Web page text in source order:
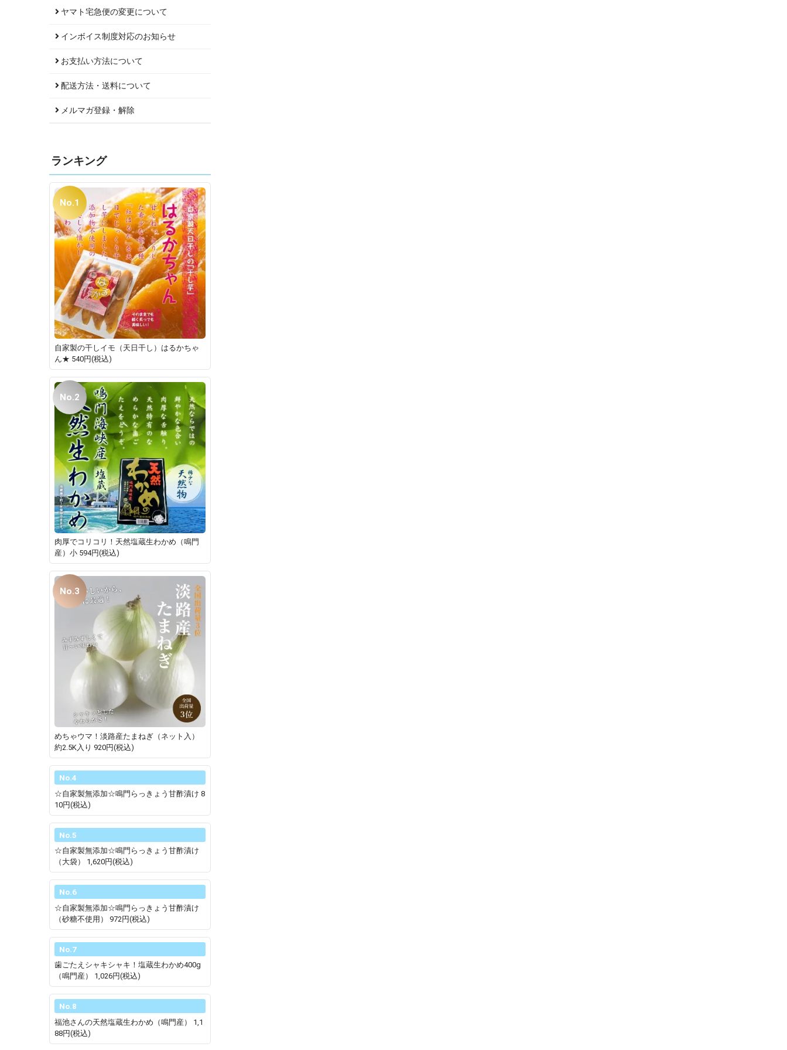
ヤマト宅急便の変更について
インボイス制度対応のお知らせ
お支払い方法について
配送方法・送料について
メルマガ登録・解除
ランキング
No.1
自家製の干しイモ（天日干し）はるかちゃ
ん★ 540円(税込)
No.2
肉厚でコリコリ！天然塩蔵生わかめ（鳴門
産）小 594円(税込)
No.3
めちゃウマ！淡路産たまねぎ（ネット入）
約2.5K入り 920円(税込)
No.4
☆自家製無添加☆鳴門らっきょう甘酢漬け 8
10円(税込)
No.5
☆自家製無添加☆鳴門らっきょう甘酢漬け
（大袋） 1,620円(税込)
No.6
☆自家製無添加☆鳴門らっきょう甘酢漬け
（砂糖不使用） 972円(税込)
No.7
歯ごたえシャキシャキ！塩蔵生わかめ400g
（鳴門産） 1,026円(税込)
No.8
福池さんの天然塩蔵生わかめ（鳴門産） 1,1
88円(税込)